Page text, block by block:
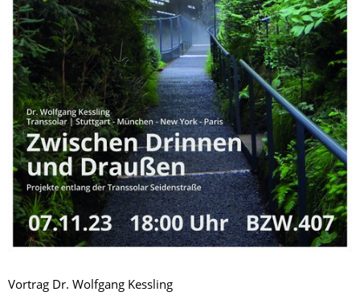
Vortrag Dr. Wolfgang Kessling